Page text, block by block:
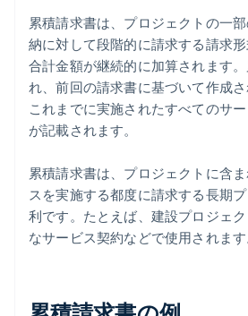
累積請求書は、プロジェクトの一
納に対して段階的に請求する請求
合計金額が継続的に加算されます
れ、前回の請求書に基づいて作成さ
これまでに実施されたすべてのサ
が記載されます。
累積請求書は、プロジェクトに含
スを実施する都度に請求する長期
利です。たとえば、建設プロジェ
なサービス契約などで使用されます